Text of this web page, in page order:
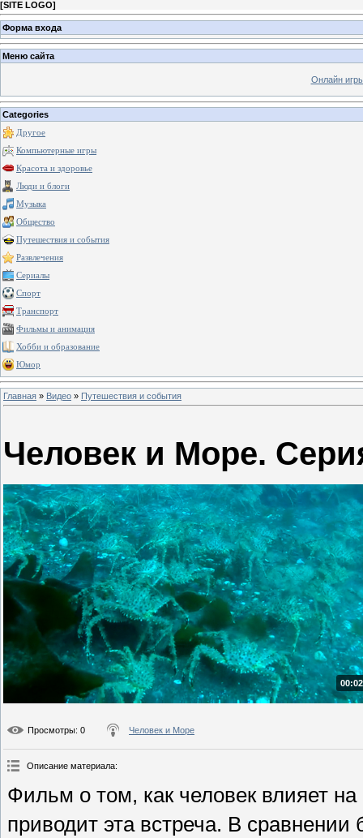
[SITE LOGO]
Форма входа
Меню сайта
Онлайн
Categories
Другое
Компьютерные игры
Красота и здоровье
Люди и блоги
Музыка
Общество
Путешествия и события
Развлечения
Сериалы
Спорт
Транспорт
Фильмы и анимация
Хобби и образование
Юмор
Главная » Видео » Путешествия и события
Человек и Море.
Просмотры: 0 Человек и Море
Описание материала:
Фильм о том, как человек влияет
приводит эта встреча. В